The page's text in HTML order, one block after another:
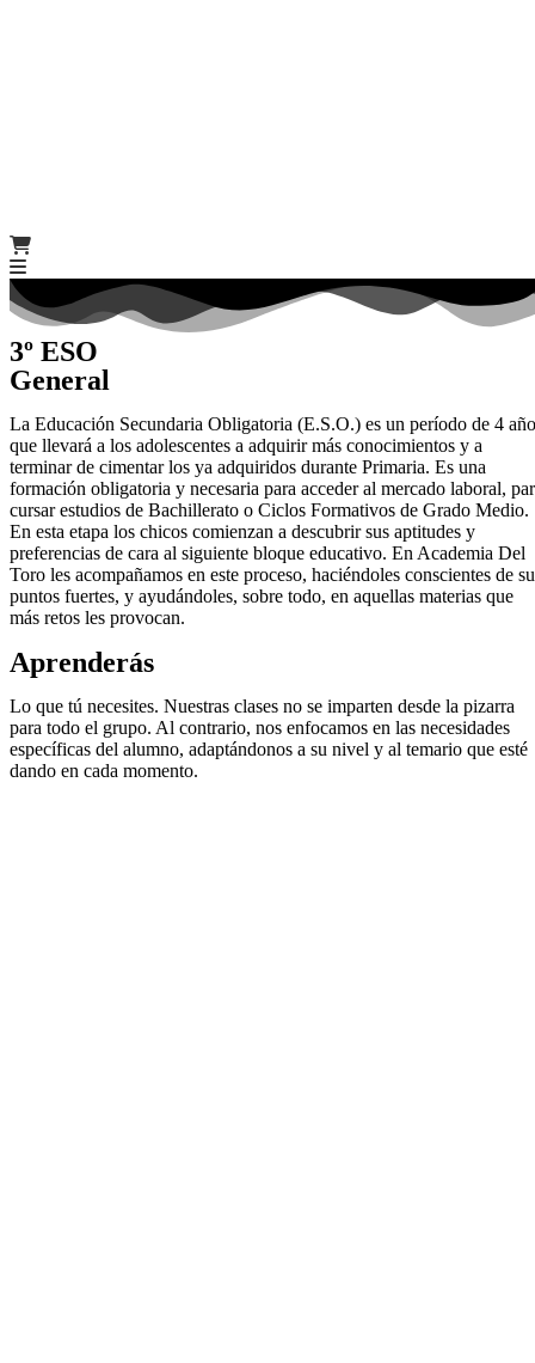
3º ESO
General
La Educación Secundaria Obligatoria (E.S.O.) es un período de 4
que llevará a los adolescentes a adquirir más conocimientos y a
terminar de cimentar los ya adquiridos durante Primaria. Es una
formación obligatoria y necesaria para acceder al mercado laboral,
cursar estudios de Bachillerato o Ciclos Formativos de Grado Medio.
En esta etapa los chicos comienzan a descubrir sus aptitudes y
preferencias de cara al siguiente bloque educativo. En Academia Del
Toro les acompañamos en este proceso, haciéndoles conscientes de
puntos fuertes, y ayudándoles, sobre todo, en aquellas materias que
más retos les provocan.
Aprenderás
Lo que tú necesites. Nuestras clases no se imparten desde la pizarra
para todo el grupo. Al contrario, nos enfocamos en las necesidades
específicas del alumno, adaptándonos a su nivel y al temario que esté
dando en cada momento.